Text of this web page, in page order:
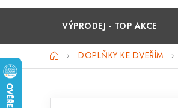
VÝPRODEJ - TOP AKCE
DomůDOPLŇKY KE DVEŘÍM